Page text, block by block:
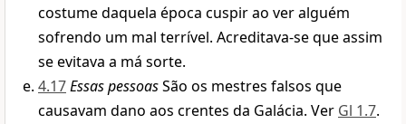
costume daquela época cuspir ao ver alguém
sofrendo um mal terrível. Acreditava-se que assim
se evitava a má sorte.
4.17Essas pessoasSão os mestres falsos que
causavam dano aos crentes da Galácia. Ver Gl 1.7.